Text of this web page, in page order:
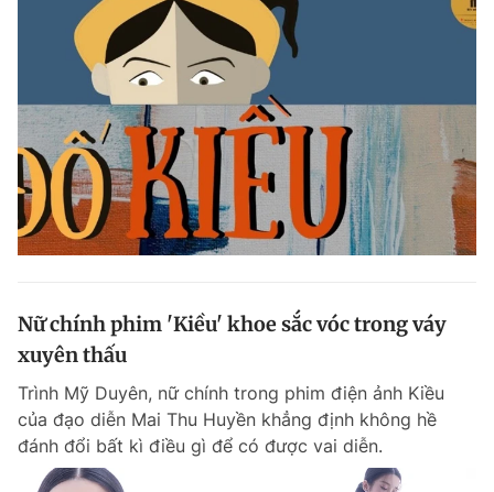
Nữ chính phim 'Kiều' khoe sắc vóc trong váy
xuyên thấu
Trình Mỹ Duyên, nữ chính trong phim điện ảnh Kiều
của đạo diễn Mai Thu Huyền khẳng định không hề
đánh đổi bất kì điều gì để có được vai diễn.